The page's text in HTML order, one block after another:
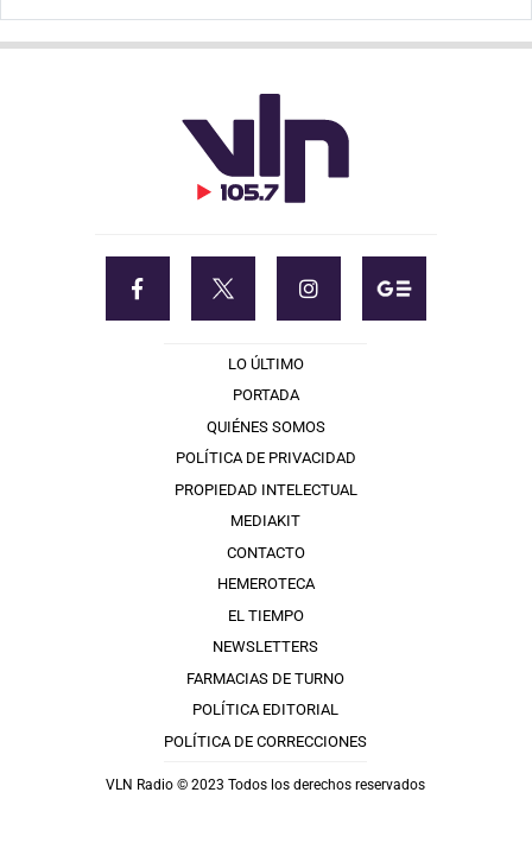
LO ÚLTIMO
PORTADA
QUIÉNES SOMOS
POLÍTICA DE PRIVACIDAD
PROPIEDAD INTELECTUAL
MEDIAKIT
CONTACTO
HEMEROTECA
EL TIEMPO
NEWSLETTERS
FARMACIAS DE TURNO
POLÍTICA EDITORIAL
POLÍTICA DE CORRECCIONES
VLN Radio © 2023 Todos los derechos reservados